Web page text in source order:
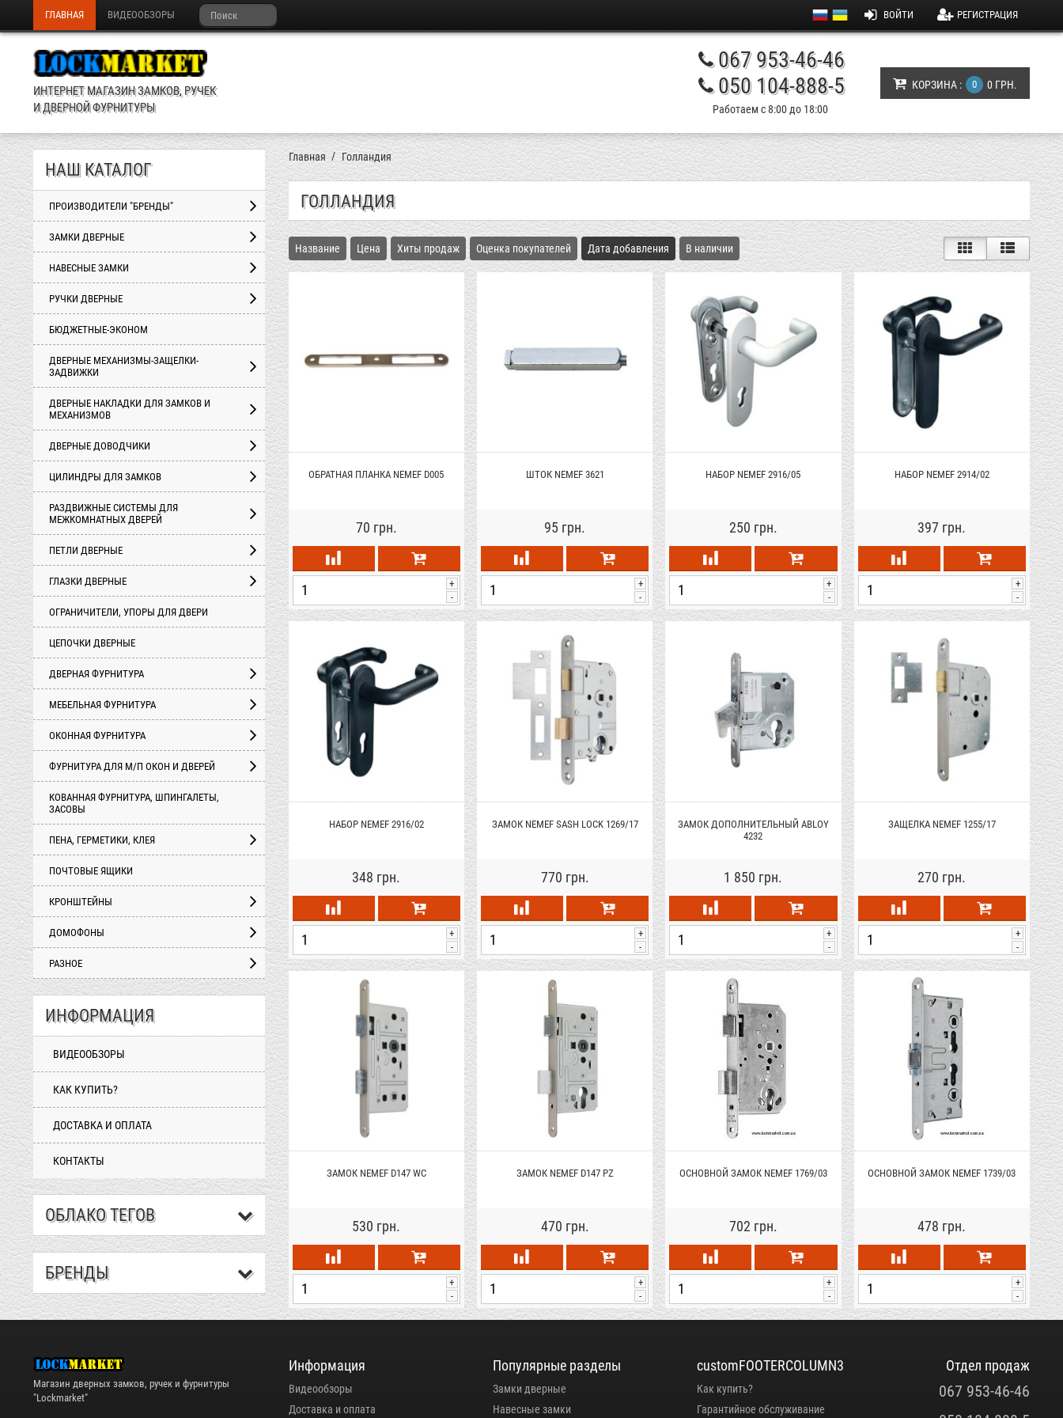
ИНТЕРНЕТ МАГАЗИН ЗАМКОВ, РУЧЕК
И ДВЕРНОЙ ФУРНИТУРЫ
067 953-46-46
050 104-888-5
Работаем с 8:00 до 18:00
КОРЗИНА : 0 0 ГРН.
НАШ КАТАЛОГ
ПРОИЗВОДИТЕЛИ "БРЕНДЫ"
ЗАМКИ ДВЕРНЫЕ
НАВЕСНЫЕ ЗАМКИ
РУЧКИ ДВЕРНЫЕ
БЮДЖЕТНЫЕ-ЭКОНОМ
ДВЕРНЫЕ МЕХАНИЗМЫ-ЗАЩЕЛКИ-
ЗАДВИЖКИ
ДВЕРНЫЕ НАКЛАДКИ ДЛЯ ЗАМКОВ И
МЕХАНИЗМОВ
ДВЕРНЫЕ ДОВОДЧИКИ
ЦИЛИНДРЫ ДЛЯ ЗАМКОВ
РАЗДВИЖНЫЕ СИСТЕМЫ ДЛЯ
МЕЖКОМНАТНЫХ ДВЕРЕЙ
ПЕТЛИ ДВЕРНЫЕ
ГЛАЗКИ ДВЕРНЫЕ
ОГРАНИЧИТЕЛИ, УПОРЫ ДЛЯ ДВЕРИ
ЦЕПОЧКИ ДВЕРНЫЕ
ДВЕРНАЯ ФУРНИТУРА
МЕБЕЛЬНАЯ ФУРНИТУРА
ОКОННАЯ ФУРНИТУРА
ФУРНИТУРА ДЛЯ М/П ОКОН И ДВЕРЕЙ
КОВАННАЯ ФУРНИТУРА, ШПИНГАЛЕТЫ,
ЗАСОВЫ
ПЕНА, ГЕРМЕТИКИ, КЛЕЯ
ПОЧТОВЫЕ ЯЩИКИ
КРОНШТЕЙНЫ
ДОМОФОНЫ
РАЗНОЕ
ИНФОРМАЦИЯ
ВИДЕООБЗОРЫ
КАК КУПИТЬ?
ДОСТАВКА И ОПЛАТА
КОНТАКТЫ
ОБЛАКО ТЕГОВ
БРЕНДЫ
Главная Голландия
ГОЛЛАНДИЯ
Название Цена Хиты продаж Оценка покупателей Дата добавления В наличии
ОБРАТНАЯ ПЛАНКА NEMEF D005
70 грн.
-
+
ШТОК NEMEF 3621
95 грн.
-
+
НАБОР NEMEF 2916/05
250 грн.
-
+
НАБОР NEMEF 2914/02
397 грн.
-
+
НАБОР NEMEF 2916/02
348 грн.
-
+
ЗАМОК NEMEF SASH LOCK 1269/17
770 грн.
-
+
ЗАМОК ДОПОЛНИТЕЛЬНЫЙ ABLOY
4232
1 850 грн.
-
+
ЗАЩЕЛКА NEMEF 1255/17
270 грн.
-
+
ЗАМОК NEMEF D147 WC
530 грн.
-
+
ЗАМОК NEMEF D147 PZ
470 грн.
-
+
ОСНОВНОЙ ЗАМОК NEMEF 1769/03
702 грн.
-
+
ОСНОВНОЙ ЗАМОК NEMEF 1739/03
478 грн.
-
+
Магазин дверных замков, ручек и фурнитуры
"Lockmarket"
Информация
Видеообзоры
Доставка и оплата
Популярные разделы
Замки дверные
Навесные замки
customFOOTERCOLUMN3
Как купить?
Гарантийное обслуживание
Отдел продаж
067 953-46-46
ГЛАВНАЯ ВИДЕООБЗОРЫ ВОЙТИ РЕГИСТРАЦИЯ